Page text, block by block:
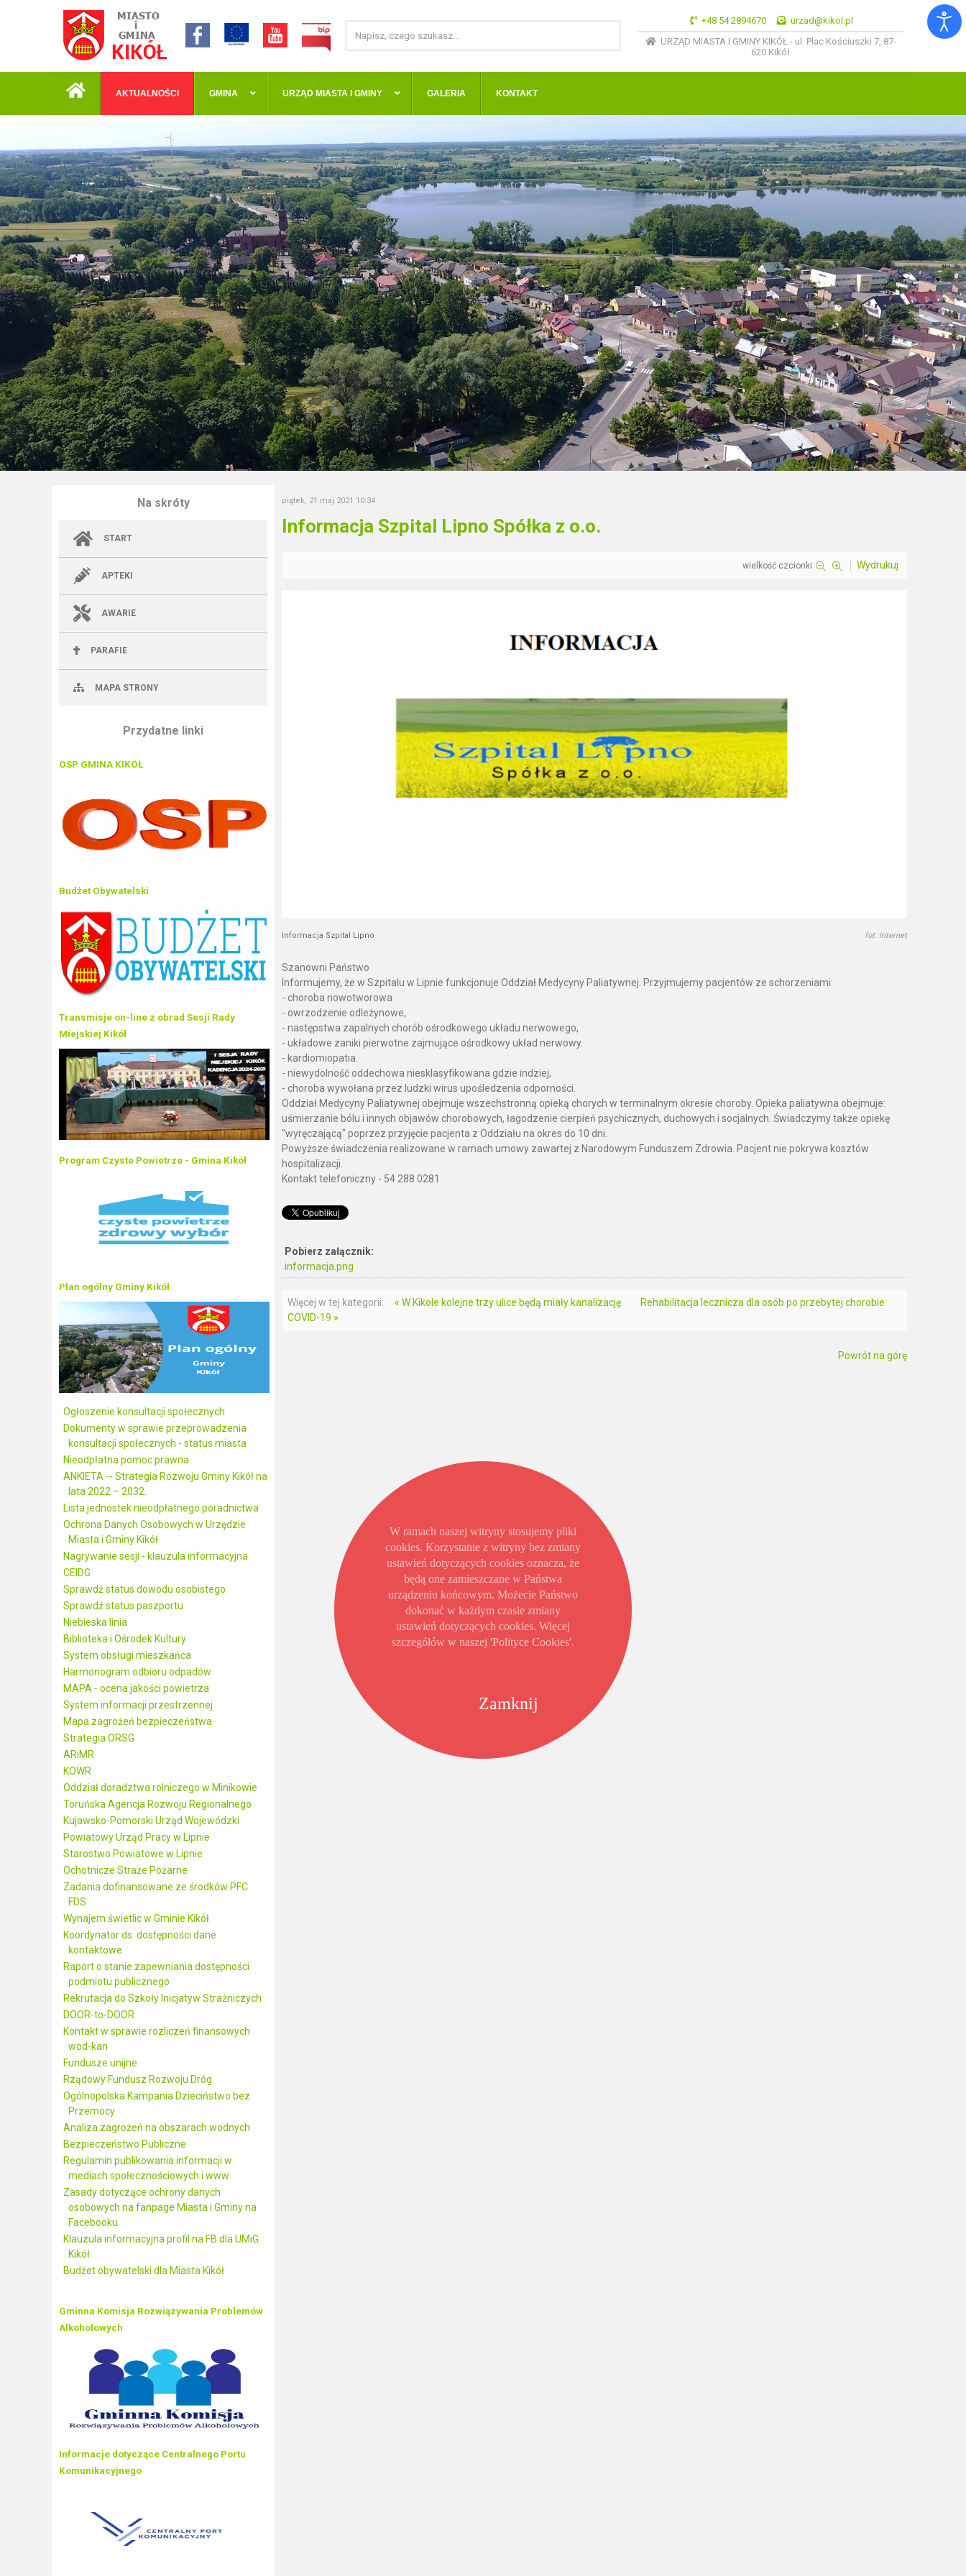
+48 54 2894670
urzad@kikol.pl
URZĄD MIASTA I GMINY KIKÓŁ - ul. Plac Kościuszki 7, 87-
620 Kikół
AKTUALNOŚCI GMINA URZĄD MIASTA I GMINY GALERIA KONTAKT
Na skróty
START
APTEKI
AWARIE
PARAFIE
MAPA STRONY
Przydatne linki
OSP GMINA KIKÓŁ
Budżet Obywatelski
Transmisje on-line z obrad Sesji Rady
Miejskiej Kikół
Program Czyste Powietrze - Gmina Kikół
Plan ogólny Gminy Kikół
Ogłoszenie konsultacji społecznych
Dokumenty w sprawie przeprowadzenia
konsultacji społecznych - status miasta
Nieodpłatna pomoc prawna
ANKIETA -- Strategia Rozwoju Gminy Kikół na
lata 2022 – 2032.
Lista jednostek nieodpłatnego poradnictwa
Ochrona Danych Osobowych w Urzędzie
Miasta i Gminy Kikół
Nagrywanie sesji - klauzula informacyjna
CEIDG
Sprawdź status dowodu osobistego
Sprawdź status paszportu
Niebieska linia
Biblioteka i Ośrodek Kultury
System obsługi mieszkańca
Harmonogram odbioru odpadów
MAPA - ocena jakości powietrza
System informacji przestrzennej
Mapa zagrożeń bezpieczeństwa
Strategia ORSG
ARiMR
KOWR
Oddział doradztwa rolniczego w Minikowie
Toruńska Agencja Rozwoju Regionalnego
Kujawsko-Pomorski Urząd Wojewódzki
Powiatowy Urząd Pracy w Lipnie
Starostwo Powiatowe w Lipnie
Ochotnicze Straże Pożarne
Zadania dofinansowane ze środków PFC
FDS
Wynajem świetlic w Gminie Kikół
Koordynator ds. dostępności dane
kontaktowe
Raport o stanie zapewniania dostępności
podmiotu publicznego
Rekrutacja do Szkoły Inicjatyw Strażniczych
DOOR-to-DOOR
Kontakt w sprawie rozliczeń finansowych
wod-kan
Fundusze unijne
Rządowy Fundusz Rozwoju Dróg
Ogólnopolska Kampania Dzieciństwo bez
Przemocy
Analiza zagrożeń na obszarach wodnych
Bezpieczeństwo Publiczne
Regulamin publikowania informacji w
mediach społecznościowych i www
Zasady dotyczące ochrony danych
osobowych na fanpage Miasta i Gminy na
Facebooku
Klauzula informacyjna profil na FB dla UMiG
Kikół
Budżet obywatelski dla Miasta Kikół
Gminna Komisja Rozwiązywania Problemów
Alkoholowych
Informacje dotyczące Centralnego Portu
Komunikacyjnego
piątek, 21 maj 2021 10:34
Informacja Szpital Lipno Spółka z o.o.
wielkość czcionki Wydrukuj
Informacja Szpital Lipno fot. Internet
Szanowni Państwo
Informujemy, że w Szpitalu w Lipnie funkcjonuje Oddział Medycyny Paliatywnej. Przyjmujemy pacjentów ze schorzeniami:
- choroba nowotworowa
- owrzodzenie odleżynowe,
- następstwa zapalnych chorób ośrodkowego układu nerwowego,
- układowe zaniki pierwotne zajmujące ośrodkowy układ nerwowy.
- kardiomiopatia.
- niewydolność oddechowa niesklasyfikowana gdzie indziej,
- choroba wywołana przez ludzki wirus upośledzenia odporności.
Oddział Medycyny Paliatywnej obejmuje wszechstronną opieką chorych w terminalnym okresie choroby. Opieka paliatywna obejmuje:
uśmierzanie bólu i innych objawów chorobowych, łagodzenie cierpień psychicznych, duchowych i socjalnych. Świadczymy także opiekę
"wyręczającą" poprzez przyjęcie pacjenta z Oddziału na okres do 10 dni.
Powyższe świadczenia realizowane w ramach umowy zawartej z Narodowym Funduszem Zdrowia. Pacjent nie pokrywa kosztów
hospitalizacji.
Kontakt telefoniczny - 54 288 0281
Pobierz załącznik:
informacja.png
Więcej w tej kategorii: « W Kikole kolejne trzy ulice będą miały kanalizację
Rehabilitacja lecznicza dla osób po przebytej chorobie
COVID-19 »
Powrót na górę
Zamknij
W ramach naszej witryny stosujemy pliki
cookies. Korzystanie z witryny bez zmiany
ustawień dotyczących cookies oznacza, że
będą one zamieszczane w Państwa
urządzeniu końcowym. Możecie Państwo
dokonać w każdym czasie zmiany
ustawień dotyczących cookies. Więcej
szczegółów w naszej 'Polityce Cookies'.